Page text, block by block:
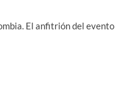
El anfitrión del evento